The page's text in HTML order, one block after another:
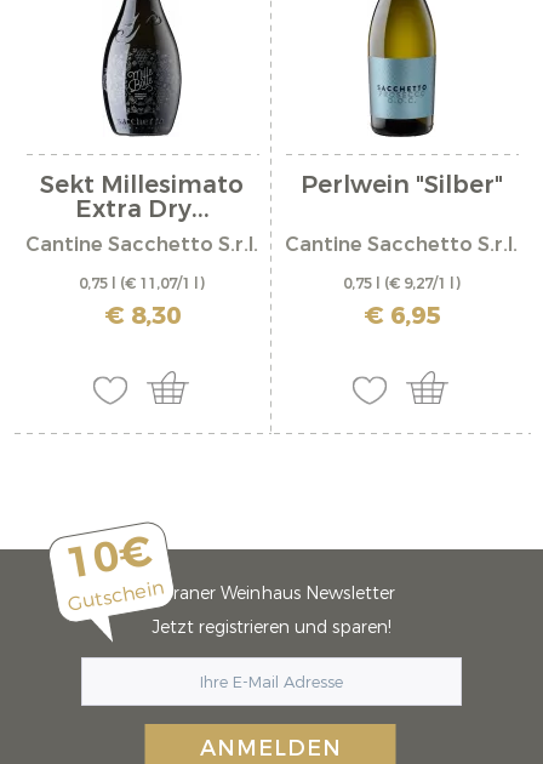
Sekt Millesimato
Extra Dry...
Cantine Sacchetto S.r.l.
0,75 l (€ 11,07/1 l)
inkl. MwSt. zzgl. Versandkosten
€ 8,30
Perlwein "Silber"
Cantine Sacchetto S.r.l.
0,75 l (€ 9,27/1 l)
inkl. MwSt. zzgl. Versandkosten
€ 6,95
10€
GutscheinMeraner Weinhaus Newsletter
Jetzt registrieren und sparen!
ANMELDEN